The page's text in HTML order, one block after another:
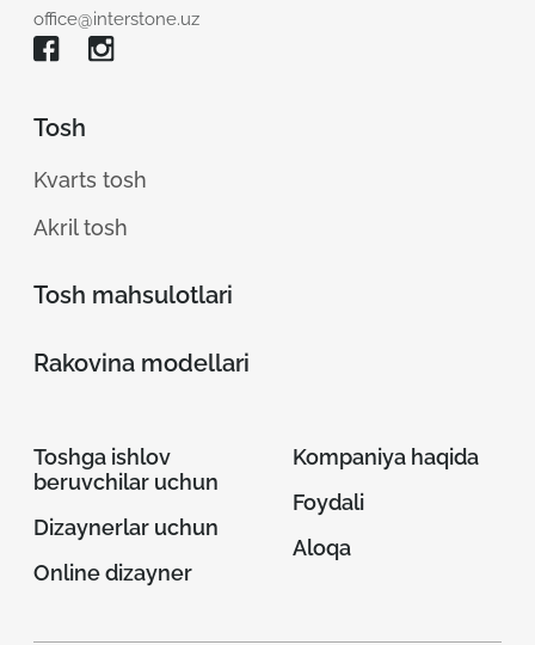
office@interstone.uz
Tosh
Kvarts tosh
Akril tosh
Tosh mahsulotlari
Rakovina modellari
Toshga ishlov
beruvchilar uchun
Dizaynerlar uchun
Online dizayner
Kompaniya haqida
Foydali
Aloqa